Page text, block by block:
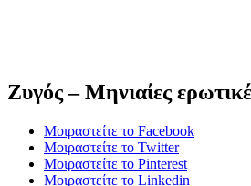
Ζυγός – Μηνιαίες
Μοιραστείτε το Facebook
Μοιραστείτε το Twitter
Μοιραστείτε το Pinterest
Μοιραστείτε το Linkedin